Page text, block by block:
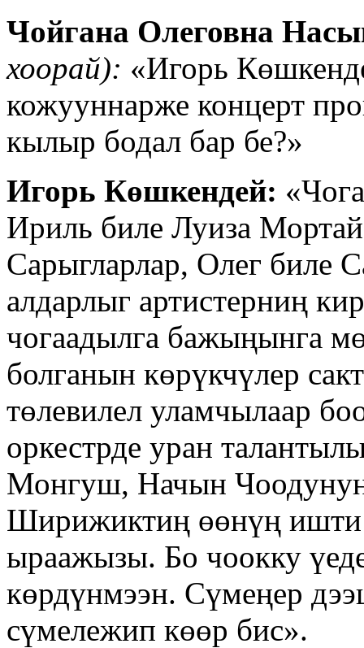
Чойгана Олеговна
хоорай): «Игорь
кожууннарже концерт
кылыр бодал бар бе?»
Игорь Көшкендей:
Ириль биле Луиза
Сарыгларлар, Олег биле
алдарлыг артистерниң
чогаадылга бажыңынга
болганын көрүкчүлер
төлевилел уламчылаар
оркестрде уран
Монгуш, Начын
Ширижиктиң өөнүң ишти
ыраажызы. Бо чоокку
көрдүнмээн. Сүмеңер
сүмележип көөр бис».